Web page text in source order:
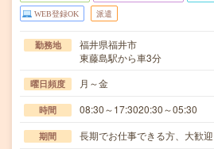
WEB登録OK 派遣
勤務地
福井県福井市
東藤島駅から車3分
曜日頻度 月～金
時間 08:30～17:3020:30～05:30
期間 長期でお仕事できる方、大歓迎